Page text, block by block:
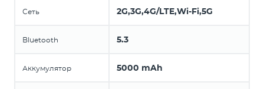
Сеть 2G,3G,4G/LTE,Wi-Fi,5G
Bluetooth 5.3
Аккумулятор 5000 mAh